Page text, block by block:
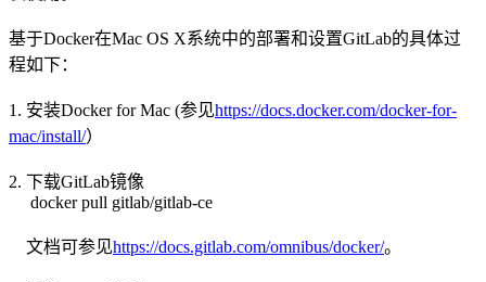
基于Docker在Mac OS X系统中的部署和设置GitLab的具体过
程如下：
1. 安装Docker for Mac (参见https://docs.docker.com/docker-for-
mac/install/）
2. 下载GitLab镜像
docker pull gitlab/gitlab-ce
文档可参见https://docs.gitlab.com/omnibus/docker/。